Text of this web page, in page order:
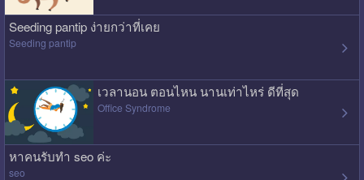
Seeding pantip ง่ายกว่าที่เคย
Seeding pantip
เวลานอน ตอนไหน นานเท่าไหร่ ดีที่สุด
Office Syndrome
หาคนรับทำ seo ค่ะ
seo